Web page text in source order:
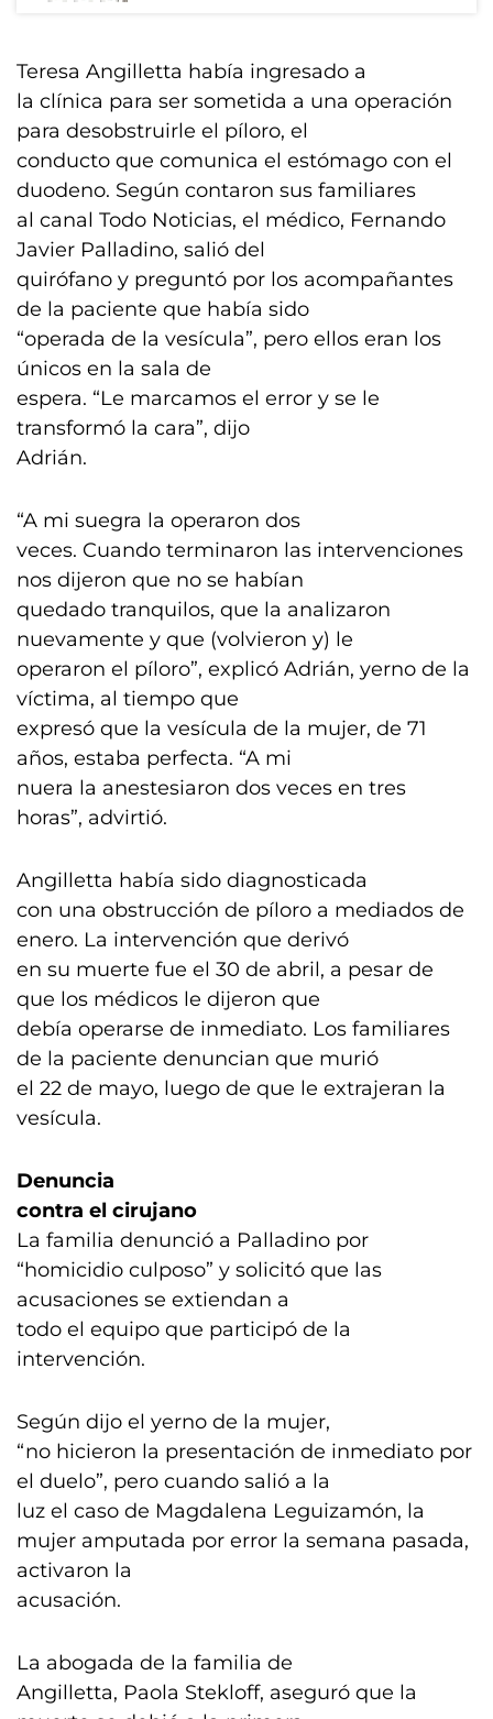
Teresa Angilletta había ingresado a
la clínica para ser sometida a una operación
para desobstruirle el píloro, el
conducto que comunica el estómago con el
duodeno. Según contaron sus familiares
al canal Todo Noticias, el médico, Fernando
Javier Palladino, salió del
quirófano y preguntó por los acompañantes
de la paciente que había sido
“operada de la vesícula”, pero ellos eran los
únicos en la sala de
espera. “Le marcamos el error y se le
transformó la cara”, dijo
Adrián.
“A mi suegra la operaron dos
veces. Cuando terminaron las intervenciones
nos dijeron que no se habían
quedado tranquilos, que la analizaron
nuevamente y que (volvieron y) le
operaron el píloro”, explicó Adrián, yerno de la
víctima, al tiempo que
expresó que la vesícula de la mujer, de 71
años, estaba perfecta. “A mi
nuera la anestesiaron dos veces en tres
horas”, advirtió.
Angilletta había sido diagnosticada
con una obstrucción de píloro a mediados de
enero. La intervención que derivó
en su muerte fue el 30 de abril, a pesar de
que los médicos le dijeron que
debía operarse de inmediato. Los familiares
de la paciente denuncian que murió
el 22 de mayo, luego de que le extrajeran la
vesícula.
Denuncia
contra el cirujano
La familia denunció a Palladino por
“homicidio culposo” y solicitó que las
acusaciones se extiendan a
todo el equipo que participó de la
intervención.
Según dijo el yerno de la mujer,
“no hicieron la presentación de inmediato por
el duelo”, pero cuando salió a la
luz el caso de Magdalena Leguizamón, la
mujer amputada por error la semana pasada,
activaron la
acusación.
La abogada de la familia de
Angilletta, Paola Stekloff, aseguró que la